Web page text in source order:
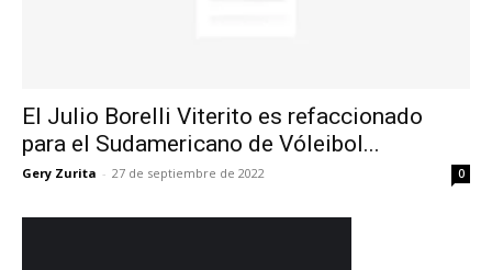
El Julio Borelli Viterito es refaccionado
para el Sudamericano de Vóleibol...
Gery Zurita - 27 de septiembre de 2022 0